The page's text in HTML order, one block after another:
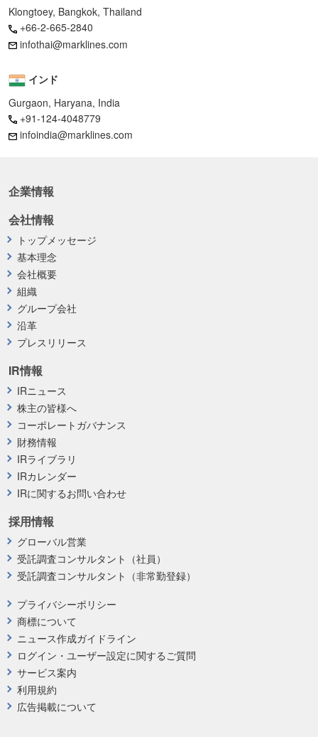
Klongtoey, Bangkok, Thailand
+66-2-665-2840
infothai@marklines.com
インド
Gurgaon, Haryana, India
+91-124-4048779
infoindia@marklines.com
企業情報
プライバシーポリシー
商標について
ニュース作成ガイドライン
ログイン・ユーザー設定に関するご質問
サービス案内
利用規約
広告掲載について
採用情報
グローバル営業
受託調査コンサルタント（社員）
受託調査コンサルタント（非常勤登録）
会社情報
トップメッセージ
基本理念
会社概要
組織
グループ会社
沿革
プレスリリース
IR情報
IRニュース
株主の皆様へ
コーポレートガバナンス
財務情報
IRライブラリ
IRカレンダー
IRに関するお問い合わせ